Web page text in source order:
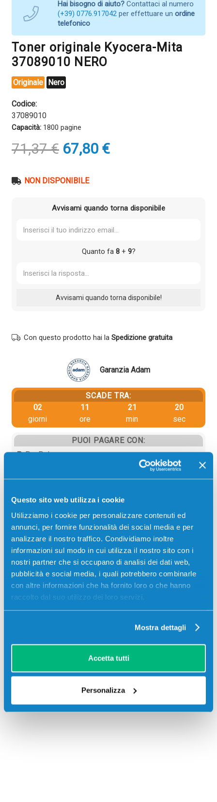
Questo sito web utilizza i cookie
Utilizziamo i cookie per personalizzare contenuti ed
annunci, per fornire funzionalità dei social media e per
analizzare il nostro traffico. Condividiamo inoltre
informazioni sul modo in cui utilizza il nostro sito con i
nostri partner che si occupano di analisi dei dati web,
pubblicità e social media, i quali potrebbero combinarle
con altre informazioni che ha fornito loro o che hanno
raccolto dal suo utilizzo dei loro servizi.
Mostra dettagli
Accetta tutti
Personalizza
Hai bisogno di aiuto? Contattaci al numero
(+39) 0776.917042 per effettuare un ordine
telefonico
Toner originale Kyocera-Mita
37089010 NERO
Originale Nero
Codice:
37089010
Capacità: 1800 pagine
71,37€ Il
prezzo
era:
67,80 €Il
prezzo
NON DISPONIBILE
Avvisami quando torna disponibile
Quanto fa 8+ 9?
Con questo prodotto hai la Spedizione gratuita
Garanzia Adam
SCADE TRA:
02
giorni
11
ore
21
min
20
sec
PUOI PAGARE CON:
PayPal
Bonifico bancario
Descrizione
Toner originale Kyocera-Mita 37089010 NERO 1800
pagine per Stampanti: Kyocera-Mita XI 3648,
Recensioni